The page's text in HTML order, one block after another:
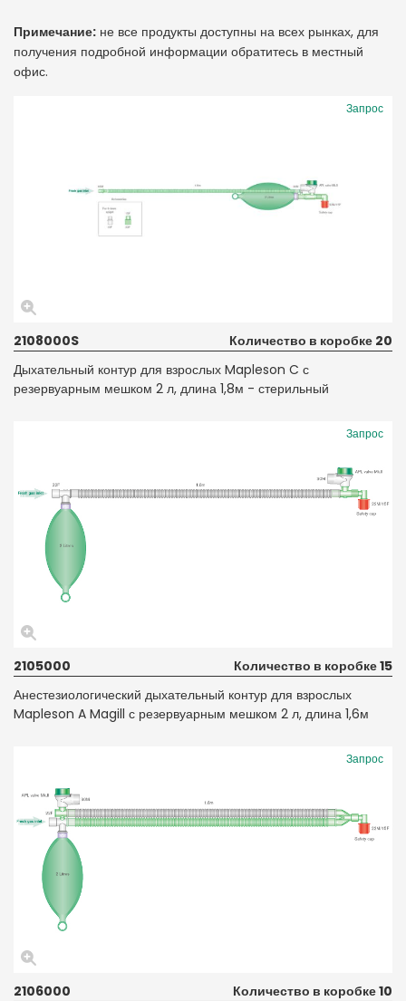
Примечание: не все продукты доступны на всех рынках, для
получения подробной информации обратитесь в местный
офис.
Запрос
2108000S
Количество в коробке 20
Дыхательный контур для взрослых Mapleson C с
резервуарным мешком 2 л, длина 1,8м - стерильный
Запрос
2105000
Количество в коробке 15
Анестезиологический дыхательный контур для взрослых
Mapleson A Magill с резервуарным мешком 2 л, длина 1,6м
Запрос
2106000
Количество в коробке 10